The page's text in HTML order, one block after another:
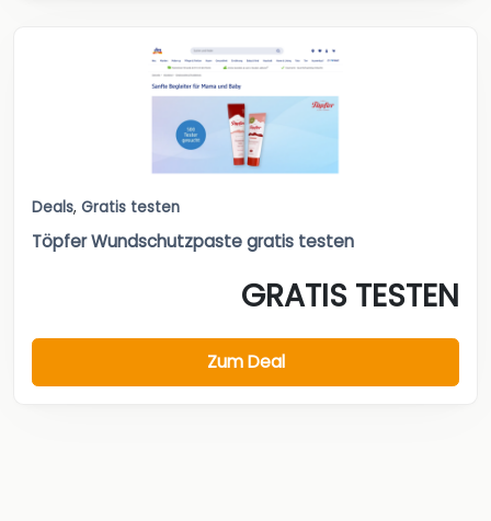
Deals, Gratis testen
Töpfer Wundschutzpaste gratis testen
GRATIS TESTEN
Zum Deal